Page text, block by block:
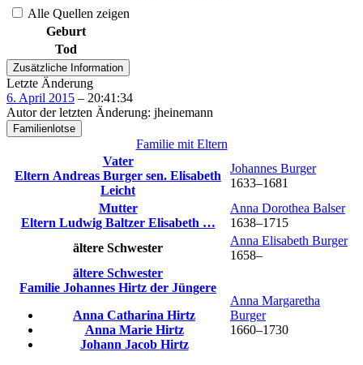
Alle Quellen zeigen
Geburt
Tod
Zusätzliche Information
Letzte Änderung
6. April 2015 – 20:41:34
Autor der letzten Änderung: jheinemann
Familienlotse
Familie mit Eltern
Vater
Eltern Andreas Burger sen. Elisabeth
Leicht
Johannes Burger
1633–1681
Mutter
Eltern Ludwig Baltzer Elisabeth …
Anna Dorothea Balser
1638–1715
ältere Schwester
Anna Elisabeth Burger
1658–
ältere Schwester
Familie Johannes Hirtz der Jüngere
Anna Catharina Hirtz
Anna Marie Hirtz
Johann Jacob Hirtz
Anna Margaretha
Burger
1660–1730